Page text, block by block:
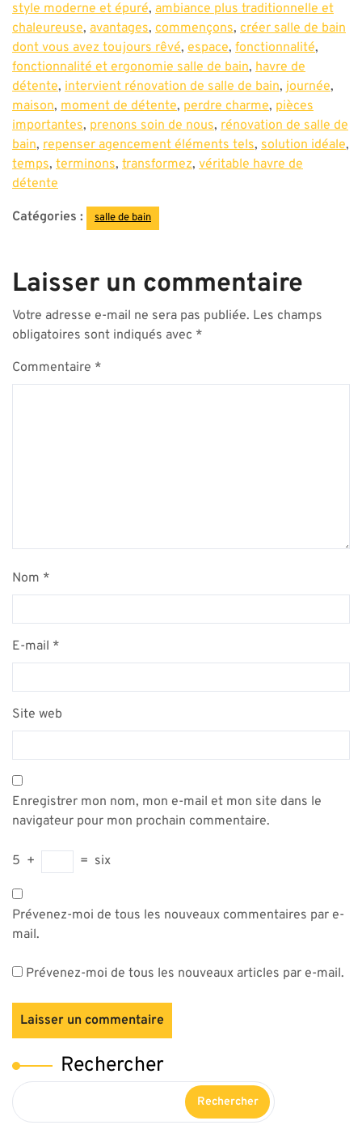
style moderne et épuré, ambiance plus traditionnelle et
chaleureuse, avantages, commençons, créer salle de bain
dont vous avez toujours rêvé, espace, fonctionnalité,
fonctionnalité et ergonomie salle de bain, havre de
détente, intervient rénovation de salle de bain, journée,
maison, moment de détente, perdre charme, pièces
importantes, prenons soin de nous, rénovation de salle de
bain, repenser agencement éléments tels, solution idéale,
temps, terminons, transformez, véritable havre de
détente
Catégories : salle de bain
Laisser un commentaire
Votre adresse e-mail ne sera pas publiée. Les champs
obligatoires sont indiqués avec *
Commentaire *
Nom *
E-mail *
Site web
Enregistrer mon nom, mon e-mail et mon site dans le
navigateur pour mon prochain commentaire.
5 + = six
Prévenez-moi de tous les nouveaux commentaires par e-
mail.
Prévenez-moi de tous les nouveaux articles par e-mail.
Rechercher
Rechercher